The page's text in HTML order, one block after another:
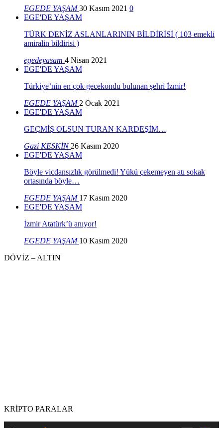
EGEDE YAŞAM30 Kasım 2021 0
EGE'DE YAŞAM
TÜRK DENİZ ASLANLARININ BİLDİRİSİ ( 103 emekli
amiralin bildirisi )
egedeyasam 4 Nisan 2021
EGE'DE YAŞAM
Türkiye’nin en çok gecekondu bulunan şehri İzmir!
EGEDE YAŞAM 2 Ocak 2021
EGE'DE YAŞAM
GEÇMİŞ OLSUN TURAN KARDEŞİM…
Gazi KESKİN 26 Kasım 2020
EGE'DE YAŞAM
Böyle vicdansızlık görülmedi! Yükü çekemeyen atı sokak
ortasında böyle…
EGEDE YAŞAM 17 Kasım 2020
EGE'DE YAŞAM
İzmir Atatürk’ü anıyor!
EGEDE YAŞAM 10 Kasım 2020
DÖVİZ – ALTIN
KRİPTO PARALAR